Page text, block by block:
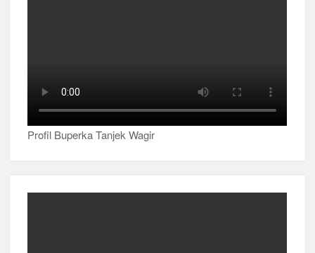
Profil Buperka Tanjek Wagir